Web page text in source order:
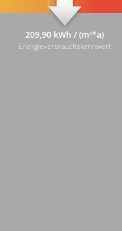
209,90 kWh / (m²*a)
Energieverbrauchskennwert